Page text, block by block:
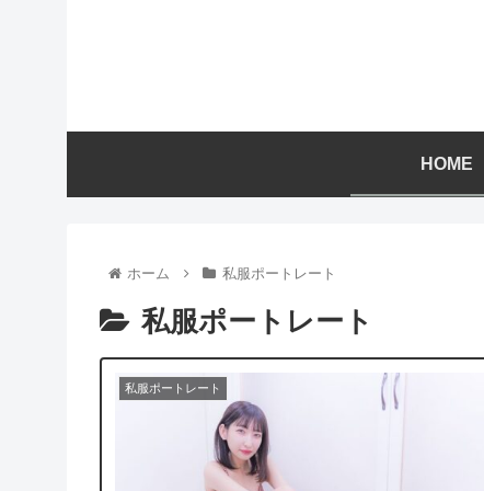
HOME
ホーム 私服ポートレート
私服ポートレート
私服ポートレート